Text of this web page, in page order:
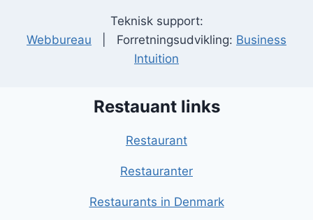
Teknisk support:
Webbureau | Forretningsudvikling: Business
Intuition
Restauant links
Restaurant
Restauranter
Restaurants in Denmark